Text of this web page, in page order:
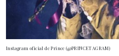
Instagram oficial de Prince (@PRINCETAGRAM)